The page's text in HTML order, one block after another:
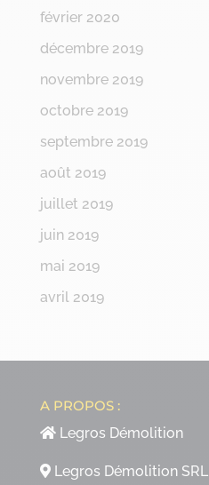
février 2020
décembre 2019
novembre 2019
octobre 2019
septembre 2019
août 2019
juillet 2019
juin 2019
mai 2019
avril 2019
A PROPOS :
Legros Démolition
Legros Démolition SRL